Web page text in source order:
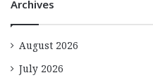
Archives
August 2026
July 2026